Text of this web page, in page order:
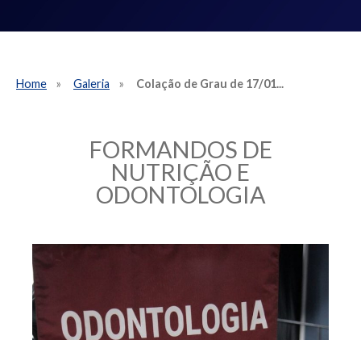
Home Galeria Colação de Grau de 17/01...
FORMANDOS DE
NUTRIÇÃO E
ODONTOLOGIA